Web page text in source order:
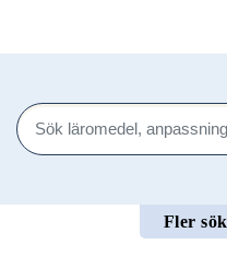
Sök
Fler